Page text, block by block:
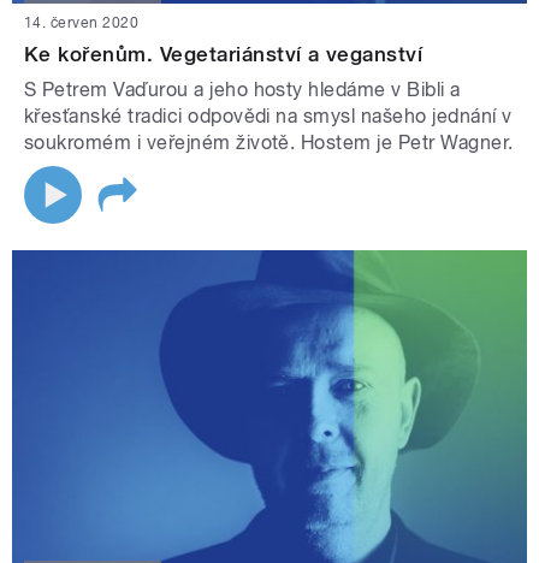
14. červen 2020
Ke kořenům. Vegetariánství a veganství
S Petrem Vaďurou a jeho hosty hledáme v Bibli a
křesťanské tradici odpovědi na smysl našeho jednání v
soukromém i veřejném životě. Hostem je Petr Wagner.